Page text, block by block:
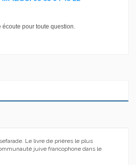
pour toute question.
Le livre de prières le plus
juive francophone dans le